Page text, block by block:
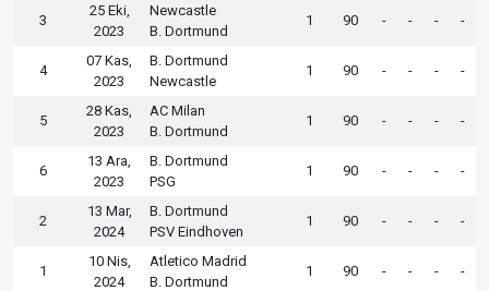
3
25 Eki,
2023
Newcastle
B. Dortmund
1 90 - - - -
4
07 Kas,
2023
B. Dortmund
Newcastle
1 90 - - - -
5
28 Kas,
2023
AC Milan
B. Dortmund
1 90 - - - -
6
13 Ara,
2023
B. Dortmund
PSG
1 90 - - - -
2
13 Mar,
2024
B. Dortmund
PSV Eindhoven
1 90 - - - -
1
10 Nis,
2024
Atletico Madrid
B. Dortmund
1 90 - - - -